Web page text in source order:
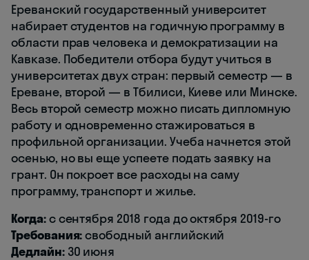
Ереванский государственный университет
набирает студентов на годичную программу в
области прав человека и демократизации на
Кавказе. Победители отбора будут учиться в
университетах двух стран: первый семестр — в
Ереване, второй — в Тбилиси, Киеве или Минске.
Весь второй семестр можно писать дипломную
работу и одновременно стажироваться в
профильной организации. Учеба начнется этой
осенью, но вы еще успеете подать заявку на
грант. Он покроет все расходы на саму
программу, транспорт и жилье.
Когда:с сентября 2018 года до октября 2019-го
Требования:свободный английский
Дедлайн:30 июня